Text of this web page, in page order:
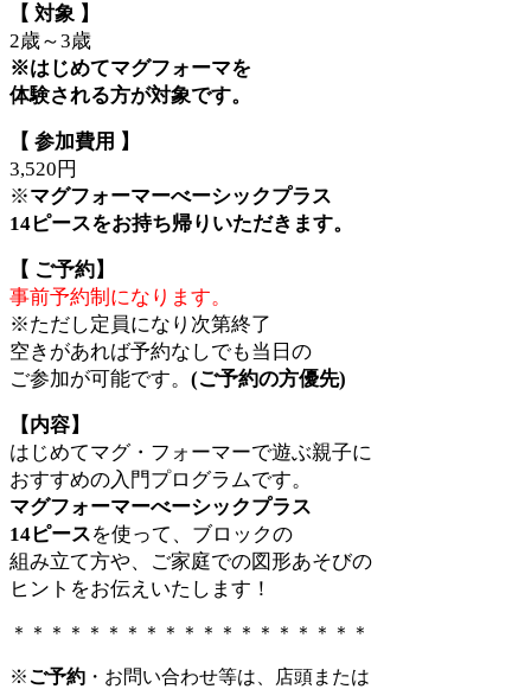
【 対象 】
2歳～3歳
※はじめてマグフォーマを
体験される方が対象です。
【 参加費用 】
3,520円
※マグフォーマーべーシックプラス
14ピースをお持ち帰りいただきます。
【 ご予約】
事前予約制になります。
※ただし定員になり次第終了
空きがあれば予約なしでも当日の
ご参加が可能です。 (ご予約の方優先)
【内容】
はじめてマグ・フォーマーで遊ぶ親子に
おすすめの入門プログラムです。
マグフォーマーべーシックプラス
14ピースを使って、ブロックの
組み立て方や、ご家庭での図形あそびの
ヒントをお伝えいたします！
＊＊＊＊＊＊＊＊＊＊＊＊＊＊＊＊＊＊＊
※ご予約 ・お問い合わせ等は、店頭または